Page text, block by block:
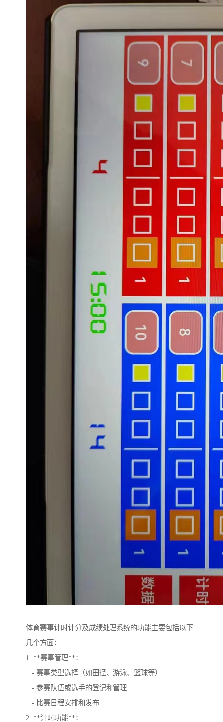
体育赛事计时计分及成绩处理系统的功能主要包括以下
几个方面：
1. **赛事管理**：
- 赛事类型选择（如田径、游泳、篮球等）
- 参赛队伍或选手的登记和管理
- 比赛日程安排和发布
2. **计时功能**：